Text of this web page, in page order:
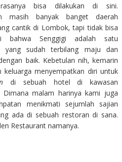
bisa dilakukan di sini.
masih banyak banget daerah
cantik di Lombok, tapi tidak bisa
bahwa Senggigi adalah satu
yang sudah terbilang maju dan
baik. Kebetulan nih, kemarin
keluarga menyempatkan diri untuk
di sebuah hotel di kawasan
Dimana malam harinya kami juga
menikmati sejumlah sajian
ada di sebuah restoran di sana.
Restaurant namanya.